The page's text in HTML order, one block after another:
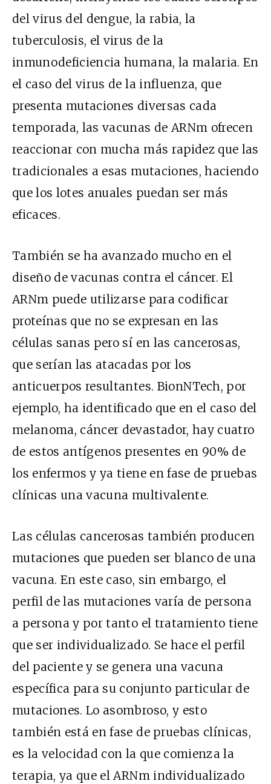
del virus del dengue, la rabia, la
tuberculosis, el virus de la
inmunodeficiencia humana, la malaria. En
el caso del virus de la influenza, que
presenta mutaciones diversas cada
temporada, las vacunas de ARNm ofrecen
reaccionar con mucha más rapidez que las
tradicionales a esas mutaciones, haciendo
que los lotes anuales puedan ser más
eficaces.
También se ha avanzado mucho en el
diseño de vacunas contra el cáncer. El
ARNm puede utilizarse para codificar
proteínas que no se expresan en las
células sanas pero sí en las cancerosas,
que serían las atacadas por los
anticuerpos resultantes. BionNTech, por
ejemplo, ha identificado que en el caso del
melanoma, cáncer devastador, hay cuatro
de estos antígenos presentes en 90% de
los enfermos y ya tiene en fase de pruebas
clínicas una vacuna multivalente.
Las células cancerosas también producen
mutaciones que pueden ser blanco de una
vacuna. En este caso, sin embargo, el
perfil de las mutaciones varía de persona
a persona y por tanto el tratamiento tiene
que ser individualizado. Se hace el perfil
del paciente y se genera una vacuna
específica para su conjunto particular de
mutaciones. Lo asombroso, y esto
también está en fase de pruebas clínicas,
es la velocidad con la que comienza la
terapia, ya que el ARNm individualizado